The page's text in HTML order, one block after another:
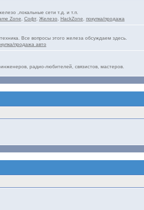
,локальные сети т.д. и т.п.
Zone Софт, Железо HackZone покупка/продажа
Все вопросы этого железа обсуждаем здесь.
продажа авто
радио-любителей, связистов, мастеров.